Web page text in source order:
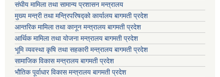
संघीय मामिला तथा सामान्य प्रशासन मन्त्रालय
मुख्य मन्त्री तथा मन्त्रिपरिषद्को कार्यालय बागमती प्रदेश
आन्तरिक मामिला तथा कानून मन्त्रालय बागमती प्रदेश
आर्थिक मामिला तथा योजना मन्त्रालय बागमती प्रदेश
भूमि व्यवस्था कृषि तथा सहकारी मन्त्रालय बागमती प्रदेश
सामाजिक विकास मन्त्रालय बागमती प्रदेश
भौतिक पूर्वाधार विकास मन्त्रालय बागमती प्रदेश